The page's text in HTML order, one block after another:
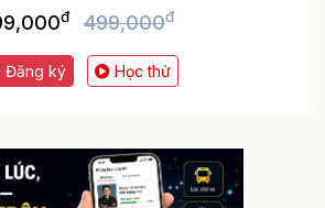
đ 499,000đ
Đăng ký Học thử